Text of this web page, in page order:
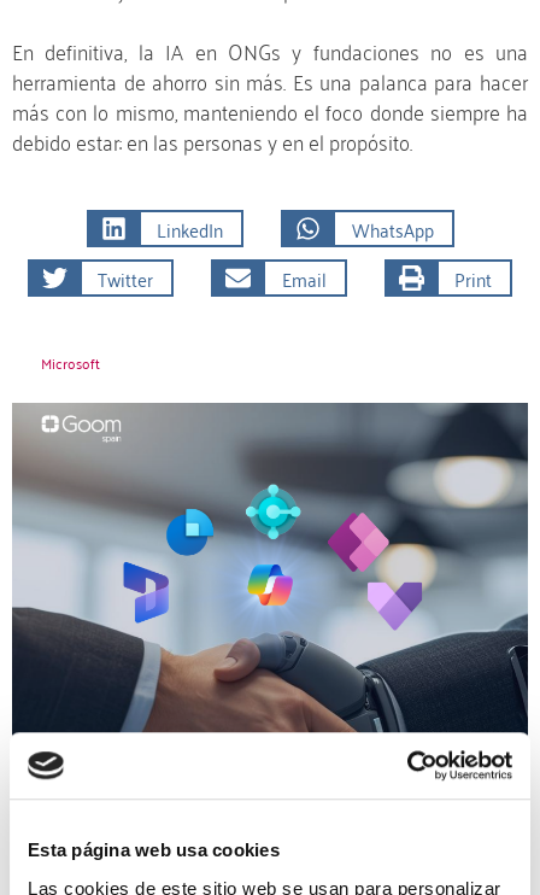
Esta página web usa cookies
Las cookies de este sitio web se usan para personalizar
En definitiva, la IA en ONGs y fundaciones no es una
herramienta de ahorro sin más. Es una palanca para hacer
más con lo mismo, manteniendo el foco donde siempre ha
debido estar: en las personas y en el propósito.
LinkedIn
WhatsApp
Twitter
Email Print
Microsoft